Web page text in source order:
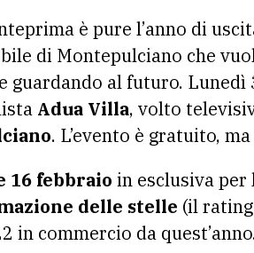
è pure l’anno di
di Montepulciano che
guardando al futuro.
Adua Villa, volto
. L’evento è gratuito, ma
16 febbraio in esclusiva per
delle stelle (il
in commercio da